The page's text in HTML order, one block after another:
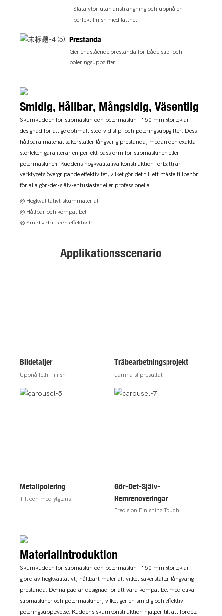
Släta ytor utan ansträngning och uppnå en
perfekt finish med lätthet.
Prestanda
Ger enastående prestanda för både slip- och
poleringsuppgifter.
Smidig, Hållbar, Mångsidig, Väsentlig
Skumkudden för slipmaskin och polermaskin i 150 mm storlek är
designad för att ge optimalt stöd vid slip- och poleringsuppgifter. Dess
hållbara material säkerställer långvarig prestanda, medan den exakta
storleken garanterar en perfekt passform för slipmaskinen eller
polermaskinen. Kuddens högkvalitativa konstruktion förbättrar
verktygets övergripande effektivitet, vilket gör det till ett måste tillbehör
för alla gör-det-själv-entusiaster eller professionella.
◎ Högkvalitativt skummaterial
◎ Hållbar och kompatibel
◎ Smidig drift och effektivitet
Applikationsscenario
Bildetaljer
Uppnå felfri finish
Träbearbetningsprojekt
Jämna slipresultat
Metallpolering
Till och med ytglans
Gör-Det-Själv-
Hemrenoveringar
Precision Finishing Touch
Materialintroduktion
Skumkudden för slipmaskin och polermaskin - 150 mm storlek är
gjord av högkvalitativt, hållbart material, vilket säkerställer långvarig
prestanda. Denna pad är designad för att vara kompatibel med olika
slipmaskiner och polermaskiner, vilket ger en smidig och effektiv
poleringsupplevelse. Kuddens skumkonstruktion hjälper till att fördela